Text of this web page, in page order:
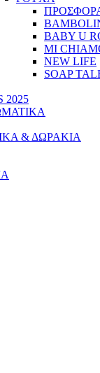
BABY U
MI
NEW LIFE
SOAP
2025
& ΔΩΡΑΚΙΑ